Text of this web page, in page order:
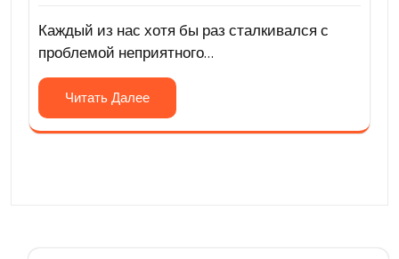
Каждый из нас хотя бы раз сталкивался с
проблемой неприятного…
Читать Далее